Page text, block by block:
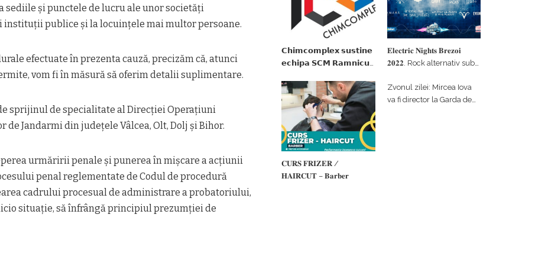
sediile şi punctele de lucru ale unor societăţi
instituţii publice şi la locuinţele mai multor persoane.
efectuate în prezenta cauză, precizăm că, atunci
vom fi în măsură să oferim detalii suplimentare.
sprijinul de specialitate al Direcţiei Operaţiuni
de Jandarmi din judeţele Vâlcea, Olt, Dolj şi Bihor.
urmăririi penale şi punerea în mişcare a acţiunii
penal reglementate de Codul de procedură
cadrului procesual de administrare a probatoriului,
situaţie, să înfrângă principiul prezumţiei de
𝗖𝗵𝗶𝗺𝗰𝗼𝗺𝗽𝗹𝗲𝘅 𝘀𝘂𝘀𝘁𝗶𝗻𝗲
𝗲𝗰𝗵𝗶𝗽𝗮 𝗦𝗖𝗠 𝗥𝗮𝗺𝗻𝗶𝗰𝘂
𝗽𝗮𝗿𝘁𝗲𝗻𝗲𝗿 𝗳𝗶𝗻𝗮𝗻𝘁𝗮𝘁𝗼𝗿
𝐄𝐥𝐞𝐜𝐭𝐫𝐢𝐜 𝐍𝐢𝐠𝐡𝐭𝐬 𝐁𝐫𝐞𝐳𝐨𝐢
𝟐𝟎𝟐𝟐. Rock alternativ sub
#𝐁𝐫𝐞𝐳𝐨𝐢𝐮𝐥𝐋𝐮𝐦𝐢𝐢
𝐂𝐔𝐑𝐒 𝐅𝐑𝐈𝐙𝐄𝐑 /
𝐇𝐀𝐈𝐑𝐂𝐔𝐓 – 𝐁𝐚𝐫𝐛𝐞𝐫
Zvonul zilei: Mircea Iova
va fi director la Garda de